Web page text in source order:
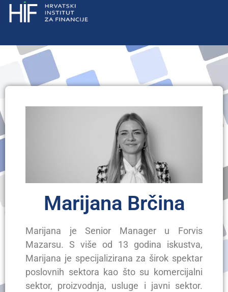
Marijana Brčina
Marijana je Senior Manager u Forvis
Mazarsu. S više od 13 godina iskustva,
Marijana je specijalizirana za širok spektar
poslovnih sektora kao što su komercijalni
sektor, proizvodnja, usluge i javni sektor.